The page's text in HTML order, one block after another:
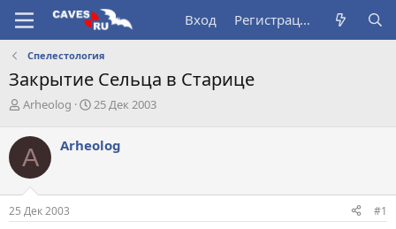
Вход Регистрация
Спелестология
Закрытие Сельца в Старице
А
т
о
р
т
е
м
Arheolog
Д
а
ч
25 Дек 2003
A Arheolog
25 Дек 2003 #1